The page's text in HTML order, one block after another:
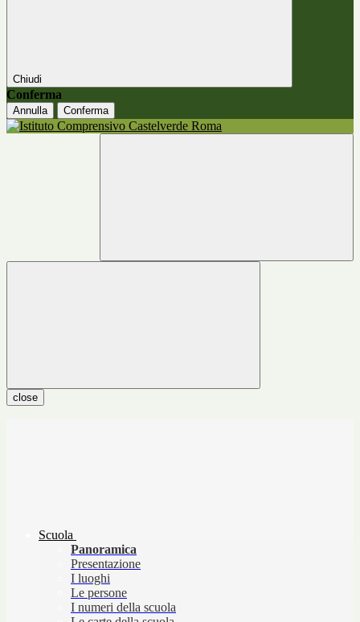
Chiudi
Conferma
Annulla Conferma
close
Scuola
Panoramica
Presentazione
I luoghi
Le persone
I numeri della scuola